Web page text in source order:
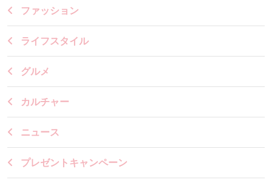
ファッション
ライフスタイル
グルメ
カルチャー
ニュース
プレゼントキャンペーン